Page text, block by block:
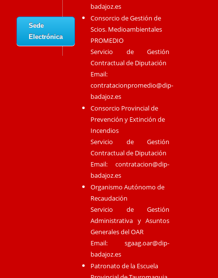
Sede
Electrónica
badajoz.es
Consorcio de Gestión de
Scios. Medioambientales
PROMEDIO
Servicio de Gestión
Contractual de Diputación
Email:
contratacionpromedio@dip-
badajoz.es
Consorcio Provincial de
Prevención y Extinción de
Incendios
Servicio de Gestión
Contractual de Diputación
Email:contratacion@dip-
badajoz.es
Organismo Autónomo de
Recaudación
Servicio de Gestión
Administrativa y Asuntos
Generales del OAR
Email:sgaag.oar@dip-
badajoz.es
Patronato de la Escuela